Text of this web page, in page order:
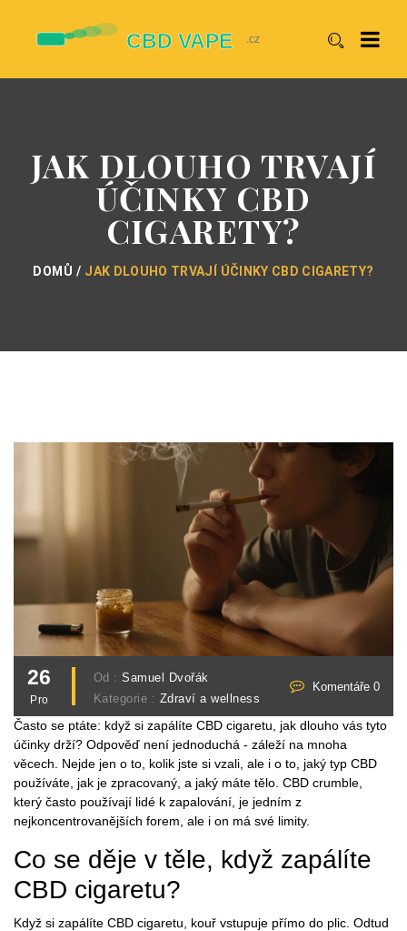
JAK DLOUHO TRVAJÍ
ÚČINKY CBD
CIGARETY?
DOMŮ JAK DLOUHO TRVAJÍ ÚČINKY CBD CIGARETY?
26
Pro
Od :Samuel Dvořák
Kategorie : Zdraví a wellness
Komentáře 0
Často se ptáte: když si zapálíte CBD cigaretu, jak dlouho vás tyto
účinky drží? Odpověď není jednoduchá - záleží na mnoha
věcech. Nejde jen o to, kolik jste si vzali, ale i o to, jaký typ CBD
používáte, jak je zpracovaný, a jaký máte tělo. CBD crumble,
který často používají lidé k zapalování, je jedním z
nejkoncentrovanějších forem, ale i on má své limity.
Co se děje v těle, když zapálíte
CBD cigaretu?
Když si zapálíte CBD cigaretu, kouř vstupuje přímo do plic. Odtud